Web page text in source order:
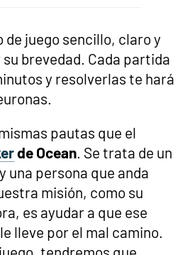
de juego sencillo, claro y
brevedad. Cada partida
y resolverlas te hará
pautas que el
de Ocean. Se trata de un
una persona que anda
misión, como su
es ayudar a que ese
lleve por el mal camino.